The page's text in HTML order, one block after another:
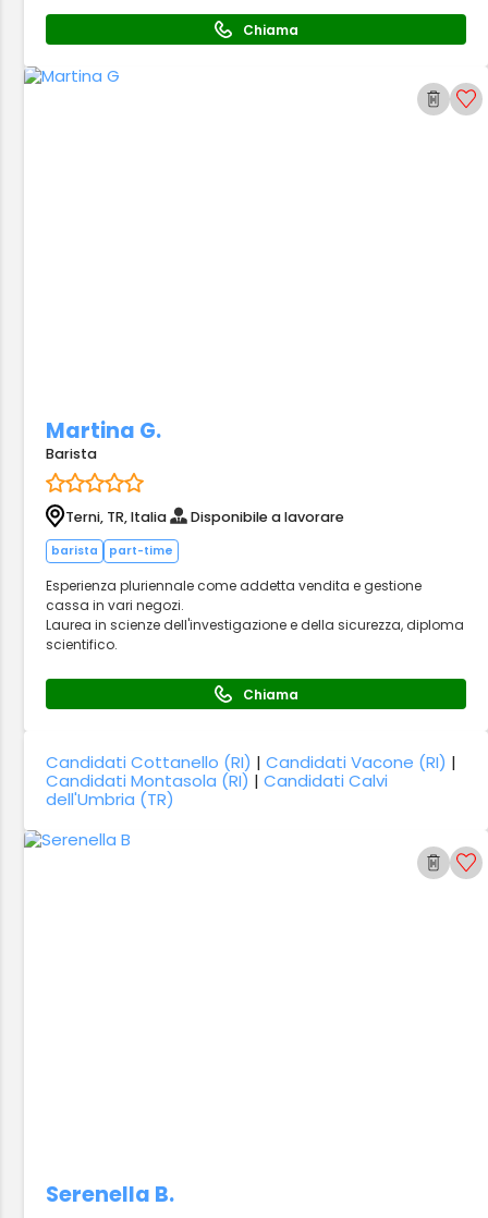
Chiama
Martina G.
Barista
Terni, TR, Italia Disponibile a lavorare
barista part-time
Esperienza pluriennale come addetta vendita e gestione
cassa in vari negozi.
Laurea in scienze dell'investigazione e della sicurezza, diploma
scientifico.
Chiama
Candidati Cottanello (RI) |Candidati Vacone (RI) |
Candidati Montasola (RI) |Candidati Calvi
dell'Umbria (TR)
Serenella B.